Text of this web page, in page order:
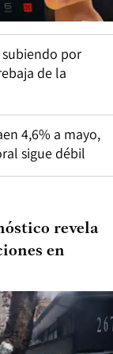
subiendo por
de la
4,6% a mayo,
sigue débil
revela
en